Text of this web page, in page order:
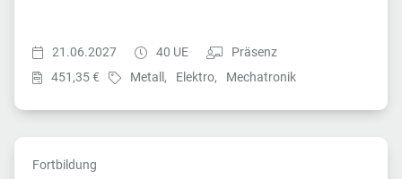
Startzeit:
21.06.2027 Dauer:
40 UE Teilnahmeart:
Präsenz
Preis:
451,35 € Fach:
Metall, Fach:
Elektro, Fach:
Mechatronik
Fortbildung